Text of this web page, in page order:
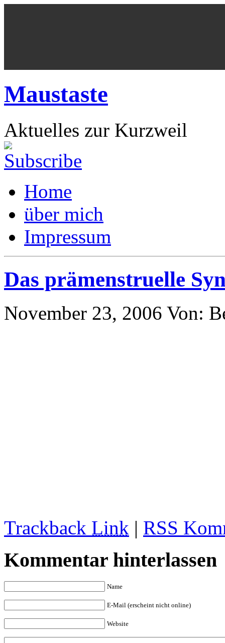
Maustaste
Aktuelles zur Kurzweil
Home
über mich
Impressum
Das prämenstruelle
November 23, 2006 Von:
Trackback Link | RSS
Kommentar hinterlassen
Name
E-Mail (erscheint nicht online)
Website